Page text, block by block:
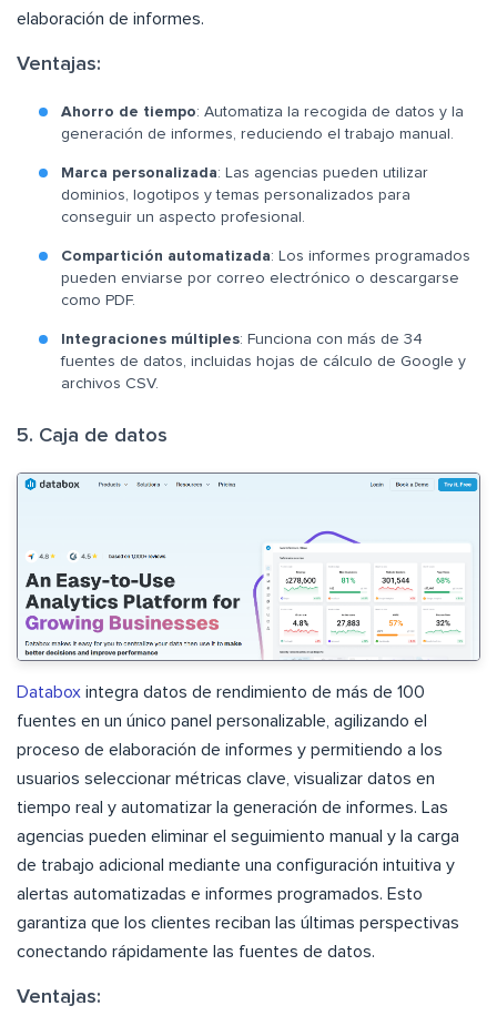
elaboración de informes.
Ventajas:
Ahorro de tiempo: Automatiza la recogida de datos y la
generación de informes, reduciendo el trabajo manual.
Marca personalizada: Las agencias pueden utilizar
dominios, logotipos y temas personalizados para
conseguir un aspecto profesional.
Compartición automatizada: Los informes programados
pueden enviarse por correo electrónico o descargarse
como PDF.
Integraciones múltiples: Funciona con más de 34
fuentes de datos, incluidas hojas de cálculo de Google y
archivos CSV.
5. Caja de datos
Databox integra datos de rendimiento de más de 100
fuentes en un único panel personalizable, agilizando el
proceso de elaboración de informes y permitiendo a los
usuarios seleccionar métricas clave, visualizar datos en
tiempo real y automatizar la generación de informes. Las
agencias pueden eliminar el seguimiento manual y la carga
de trabajo adicional mediante una configuración intuitiva y
alertas automatizadas e informes programados. Esto
garantiza que los clientes reciban las últimas perspectivas
conectando rápidamente las fuentes de datos.
Ventajas: